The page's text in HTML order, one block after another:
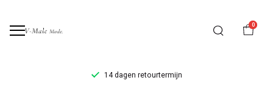
0
14 dagen retourtermijn